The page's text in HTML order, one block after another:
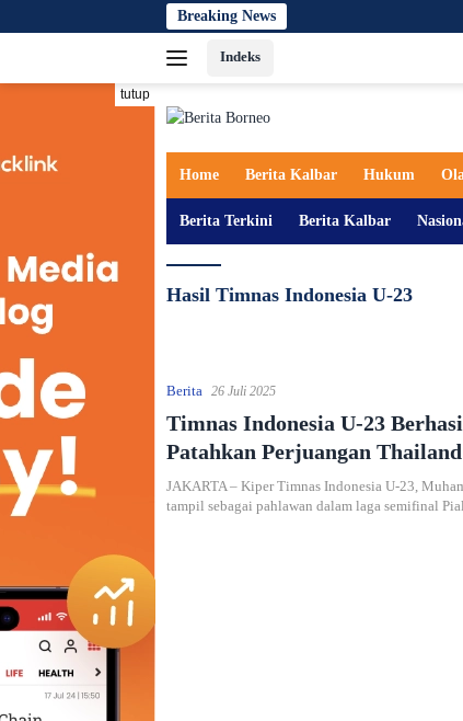
ke
Breaking News
Indeks
tutup
Home Berita Kalbar Hukum
Berita Terkini Berita Kalbar
Hasil Timnas Indonesia U-23
Berita 26 Juli 2025
Timnas Indonesia U-23
Patahkan Perjuangan
Penalti Dramatis
JAKARTA – Kiper Timnas Indonesia U-23,
tampil sebagai pahlawan dalam laga semifinal